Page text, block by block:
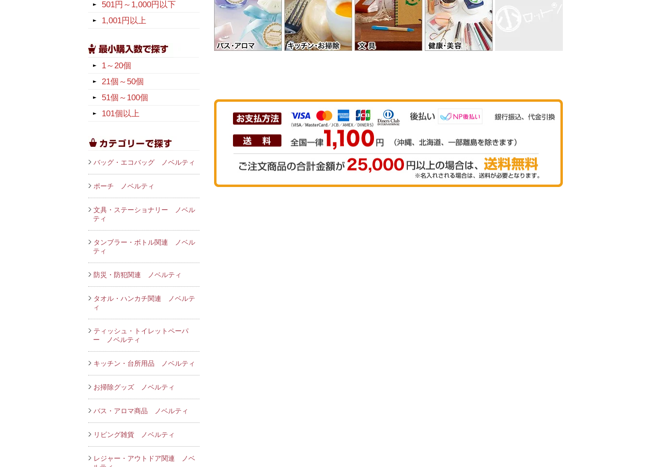
501円～1,000円以下
1,001円以上
1～20個
21個～50個
51個～100個
101個以上
バッグ・エコバッグ ノベルティ
ポーチ ノベルティ
文具・ステーショナリー ノベル
ティ
タンブラー・ボトル関連 ノベル
ティ
防災・防犯関連 ノベルティ
タオル・ハンカチ関連 ノベルテ
ィ
ティッシュ・トイレットペーパ
ー ノベルティ
キッチン・台所用品 ノベルティ
お掃除グッズ ノベルティ
バス・アロマ商品 ノベルティ
リビング雑貨 ノベルティ
レジャー・アウトドア関連 ノベ